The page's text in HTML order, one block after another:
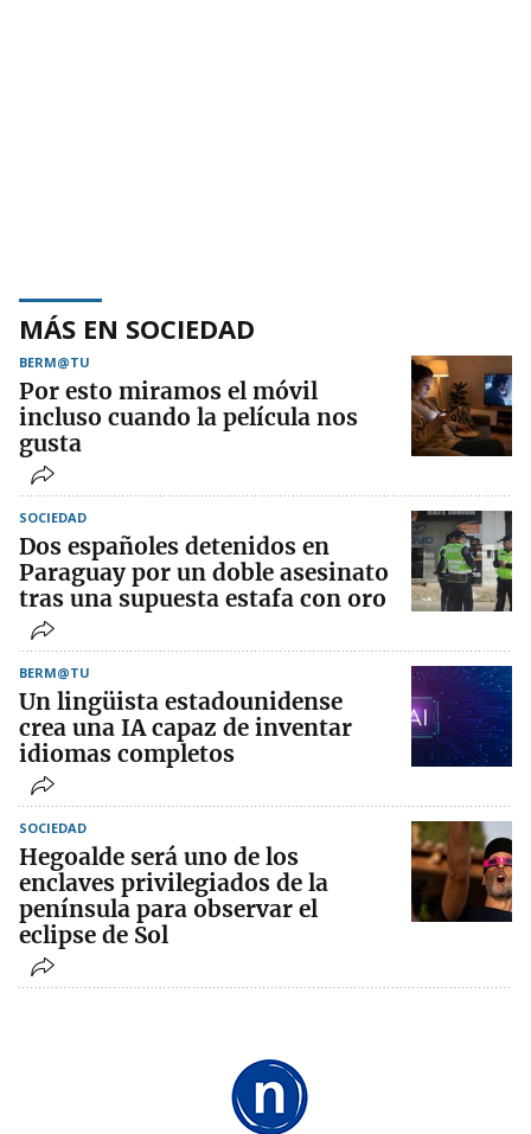
MÁS EN SOCIEDAD
BERM@TU
Por esto miramos el móvil
incluso cuando la película nos
gusta
SOCIEDAD
Dos españoles detenidos en
Paraguay por un doble asesinato
tras una supuesta estafa con oro
BERM@TU
Un lingüista estadounidense
crea una IA capaz de inventar
idiomas completos
SOCIEDAD
Hegoalde será uno de los
enclaves privilegiados de la
península para observar el
eclipse de Sol